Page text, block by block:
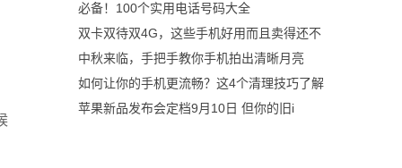
必备！100个实用电话号码大全
双卡双待双4G，这些手机好用而且卖得还不
中秋来临，手把手教你手机拍出清晰月亮
如何让你的手机更流畅？这4个清理技巧了解
苹果新品发布会定档9月10日 但你的旧i